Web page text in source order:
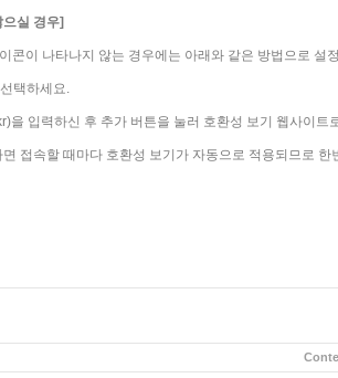
실 경우]
콘이 나타나지 않는 경우에는 아래와 같은 방법으로 설
택하세요.
을 입력하신 후 추가 버튼을 눌러 호환성 보기 웹사이트
접속할 때마다 호환성 보기가 자동으로 적용되므로